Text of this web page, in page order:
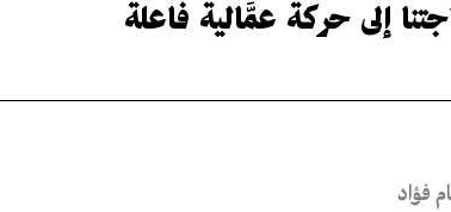
إلى حركة عمَّالية فاعلة
فؤاد